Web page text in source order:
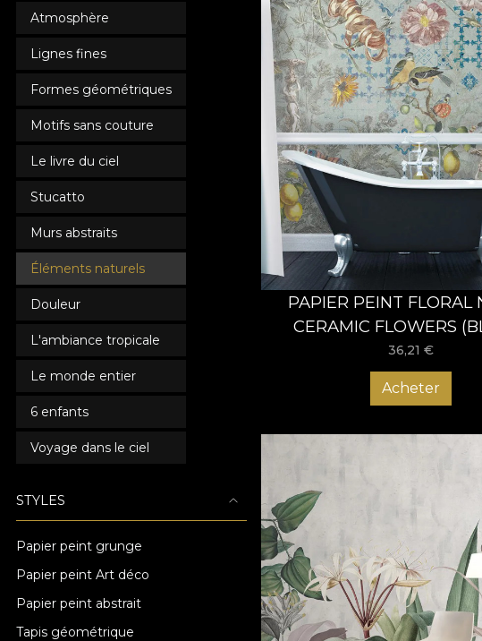
Atmosphère
Lignes fines
Formes géométriques
Motifs sans couture
Le livre du ciel
Stucatto
Murs abstraits
Éléments naturels
Douleur
L'ambiance tropicale
Le monde entier
6 enfants
Voyage dans le ciel
STYLES
Papier peint grunge
Papier peint Art déco
Papier peint abstrait
Tapis géométrique
PAPIER PEINT FLORAL
CERAMIC FLOWERS
VLADILA
36,21 €
Acheter